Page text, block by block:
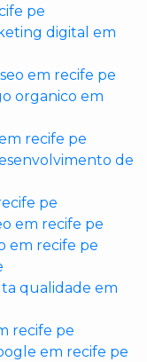
pe
digital em
em recife pe
organico em
recife pe
de
pe
em recife pe
em recife pe
qualidade em
recife pe
em recife pe